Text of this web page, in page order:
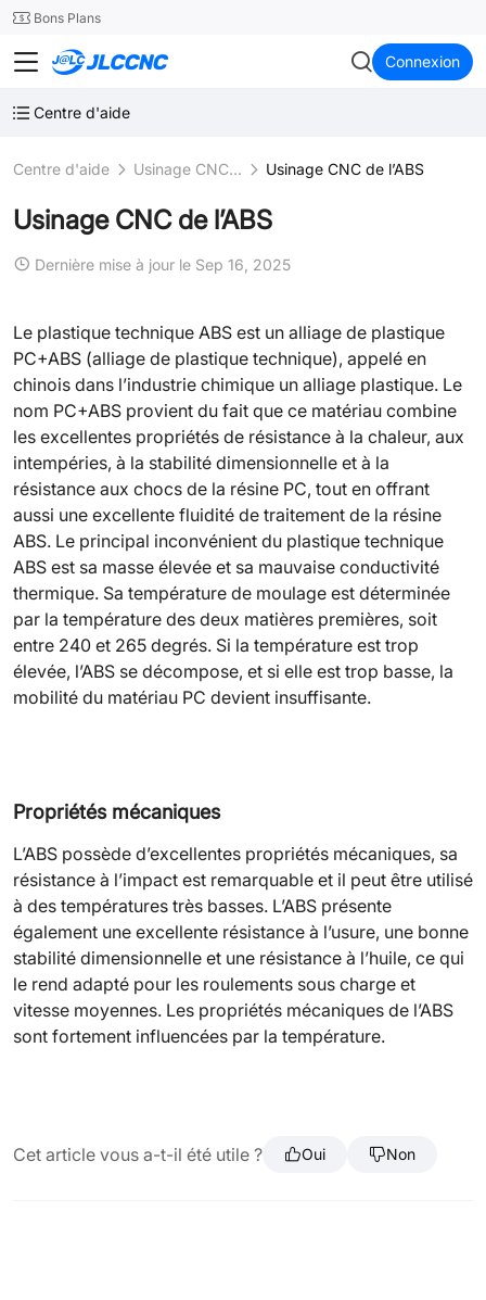
24SMT Bons Plans
JLCCNC Connexion
Centre d'aide
Centre d'aide Usinage CNC plastique Usinage CNC de l’ABS
Usinage CNC de l’ABS
Dernière mise à jour le Sep 16, 2025
Le plastique technique ABS est un alliage de plastique
PC+ABS (alliage de plastique technique), appelé en
chinois dans l’industrie chimique un alliage plastique. Le
nom PC+ABS provient du fait que ce matériau combine
les excellentes propriétés de résistance à la chaleur, aux
intempéries, à la stabilité dimensionnelle et à la
résistance aux chocs de la résine PC, tout en offrant
aussi une excellente fluidité de traitement de la résine
ABS. Le principal inconvénient du plastique technique
ABS est sa masse élevée et sa mauvaise conductivité
thermique. Sa température de moulage est déterminée
par la température des deux matières premières, soit
entre 240 et 265 degrés. Si la température est trop
élevée, l’ABS se décompose, et si elle est trop basse, la
mobilité du matériau PC devient insuffisante.
Propriétés mécaniques
L’ABS possède d’excellentes propriétés mécaniques, sa
résistance à l’impact est remarquable et il peut être utilisé
à des températures très basses. L’ABS présente
également une excellente résistance à l’usure, une bonne
stabilité dimensionnelle et une résistance à l’huile, ce qui
le rend adapté pour les roulements sous charge et
vitesse moyennes. Les propriétés mécaniques de l’ABS
sont fortement influencées par la température.
Cet article vous a-t-il été utile ? Oui Non